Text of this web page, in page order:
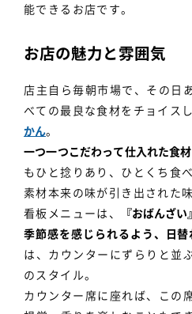
能できるお店です。
お店の魅力と雰囲気
店主自ら毎朝市場で、その日
べての最良な食材をチョイス
かん。
一つ一つこだわって仕入れた食
もひと捻りあり、ひとくち食
素材本来の味が引き出された
看板メニューは、
『おばんざい
季節感を感じられるよう、日
は、カウンターにずらりと並
のスタイル。
カウンター席に座れば、この